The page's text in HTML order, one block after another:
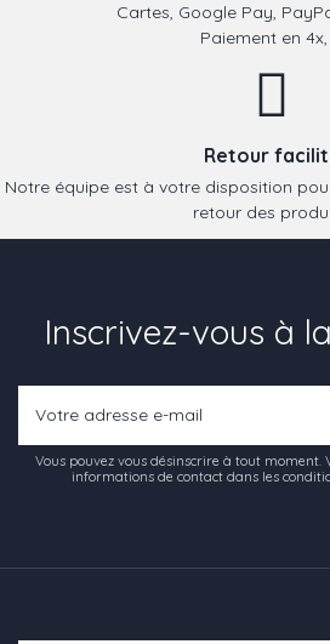
Cartes, Google Pay,
Paiement en 4x,
Retour
Notre équipe est à votre disposition
retour des
Inscrivez-vous à
Vous pouvez vous désinscrire à tout moment.
informations de contact dans les